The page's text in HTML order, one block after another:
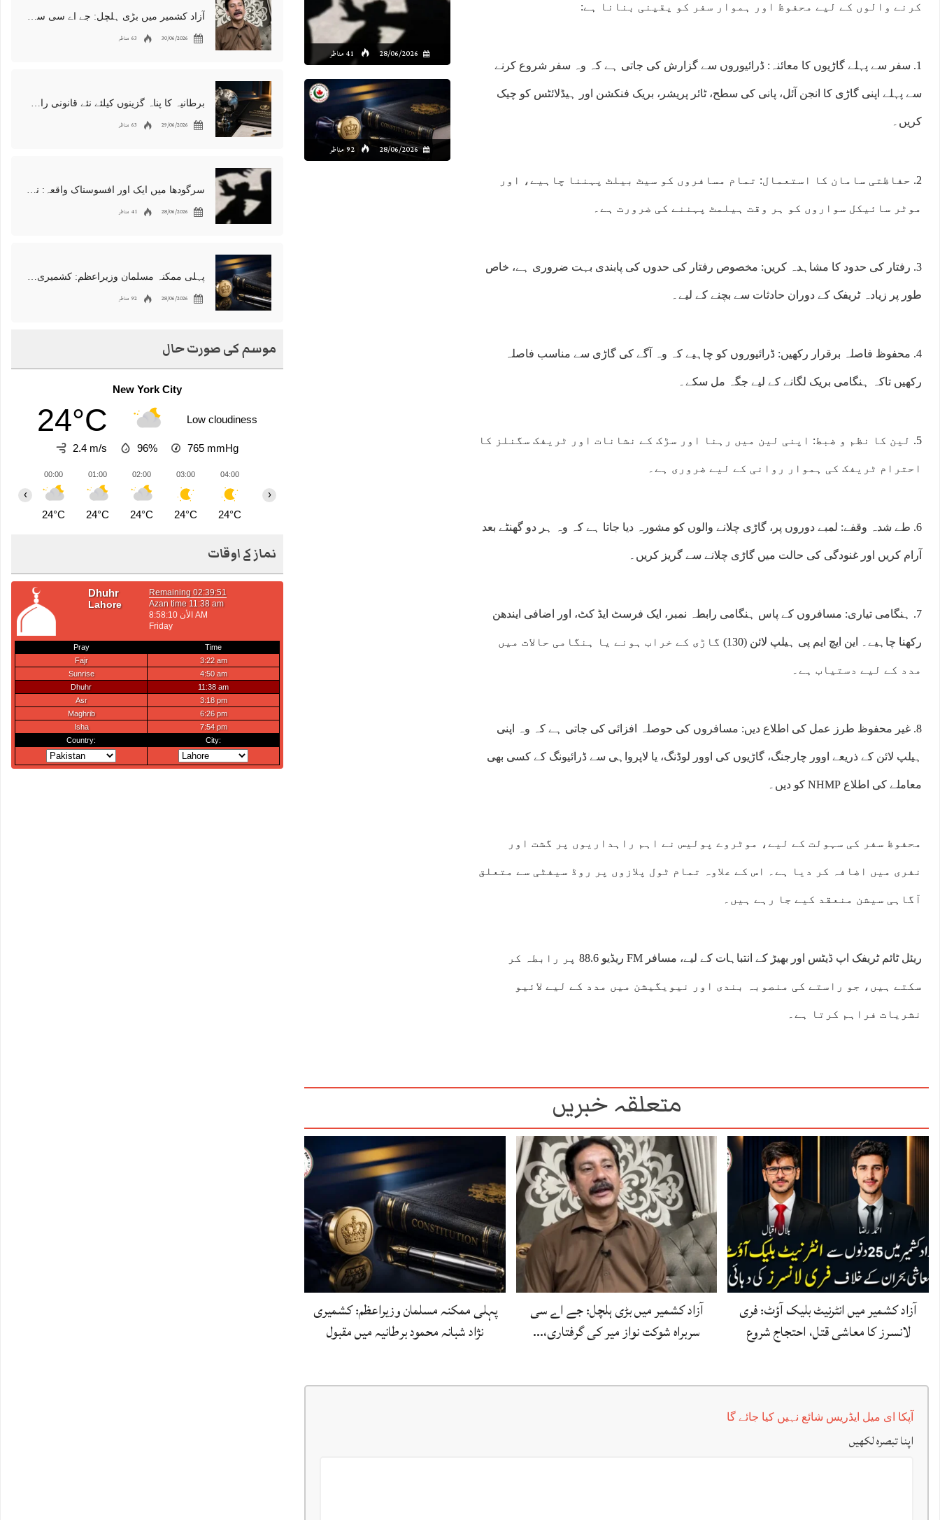
28/06/2026 41 مناظر
28/06/2026 92 مناظر
کرنے والوں کے لیے محفوظ اور ہموار سفر کو یقینی بنانا ہے:
1. سفر سے پہلے گاڑیوں کا معائنہ: ڈرائیوروں سے گزارش کی جاتی ہے کہ وہ سفر شروع کرنے
سے پہلے اپنی گاڑی کا انجن آئل، پانی کی سطح، ٹائر پریشر، بریک فنکشن اور ہیڈلائٹس کو چیک
کریں۔
2. حفاظتی سامان کا استعمال: تمام مسافروں کو سیٹ بیلٹ پہننا چاہیے، اور
موٹر سائیکل سواروں کو ہر وقت ہیلمٹ پہننے کی ضرورت ہے۔
3. رفتار کی حدود کا مشاہدہ کریں: مخصوص رفتار کی حدوں کی پابندی بہت ضروری ہے، خاص
طور پر زیادہ ٹریفک کے دوران حادثات سے بچنے کے لیے۔
4. محفوظ فاصلہ برقرار رکھیں: ڈرائیوروں کو چاہیے کہ وہ آگے کی گاڑی سے مناسب فاصلہ
رکھیں تاکہ ہنگامی بریک لگانے کے لیے جگہ مل سکے۔
5. لین کا نظم و ضبط: اپنی لین میں رہنا اور سڑک کے نشانات اور ٹریفک سگنلز کا
احترام ٹریفک کی ہموار روانی کے لیے ضروری ہے۔
6. طے شدہ وقفے: لمبے دوروں پر، گاڑی چلانے والوں کو مشورہ دیا جاتا ہے کہ وہ ہر دو گھنٹے بعد
آرام کریں اور غنودگی کی حالت میں گاڑی چلانے سے گریز کریں۔
7. ہنگامی تیاری: مسافروں کے پاس ہنگامی رابطہ نمبر، ایک فرسٹ ایڈ کٹ، اور اضافی ایندھن
رکھنا چاہیے۔ این ایچ ایم پی ہیلپ لائن (130) گاڑی کے خراب ہونے یا ہنگامی حالات میں
مدد کے لیے دستیاب ہے۔
8. غیر محفوظ طرز عمل کی اطلاع دیں: مسافروں کی حوصلہ افزائی کی جاتی ہے کہ وہ اپنی
ہیلپ لائن کے ذریعے اوور چارجنگ، گاڑیوں کی اوور لوڈنگ، یا لاپرواہی سے ڈرائیونگ کے کسی بھی
معاملے کی اطلاع NHMP کو دیں۔
محفوظ سفر کی سہولت کے لیے، موٹروے پولیس نے اہم راہداریوں پر گشت اور
نفری میں اضافہ کر دیا ہے۔ اس کے علاوہ تمام ٹول پلازوں پر روڈ سیفٹی سے متعلق
آگاہی سیشن منعقد کیے جا رہے ہیں۔
ریئل ٹائم ٹریفک اپ ڈیٹس اور بھیڑ کے انتباہات کے لیے، مسافر FM ریڈیو 88.6 پر رابطہ کر
سکتے ہیں، جو راستے کی منصوبہ بندی اور نیویگیشن میں مدد کے لیے لائیو
نشریات فراہم کرتا ہے۔
متعلقہ خبریں
آزاد کشمیر میں انٹرنیٹ بلیک آؤٹ: فری
لانسرز کا معاشی قتل، احتجاج شروع
آزاد کشمیر میں بڑی ہلچل: جے اے سی
سربراہ شوکت نواز میر کی گرفتاری،…
پہلی ممکنہ مسلمان وزیراعظم: کشمیری
نژاد شبانہ محمود برطانیہ میں مقبول
آپکا ای میل ایڈریس شائع نہیں کیا جائے گا
اپنا تبصرہ لکھیں
آزاد کشمیر میں بڑی ہلچل: جے اے سی سربراہ شوکت نواز میر کی گرفتاری، دھرنا جاری
30/06/2026 63 مناظر
برطانیہ کا پناہ گزینوں کیلئے نئے قانونی راستوں اور اسپانسر شپ نظام کا اعلان
29/06/2026 63 مناظر
سرگودھا میں ایک اور افسوسناک واقعہ: نوعمر لڑکے سے مبینہ زیادتی، مقدمہ درج
28/06/2026 41 مناظر
پہلی ممکنہ مسلمان وزیراعظم: کشمیری نژاد شبانہ محمود برطانیہ میں مقبول
28/06/2026 92 مناظر
موسم کی صورت حال
New York City
24°C Low cloudiness
2.4 m/s 96% 765 mmHg
00:00
24°C
01:00
24°C
02:00
24°C
03:00
24°C
04:00
24°C
14:00 15:00 16:00 17:00 18:00 19:00
‹ ›
نماز کے اوقات